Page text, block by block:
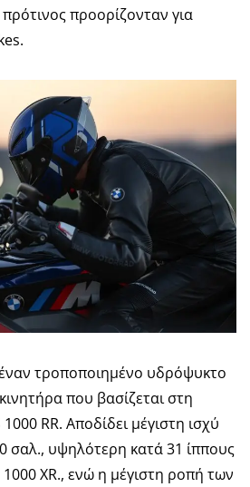
προορίζονταν για
έναν τροποποιημένο υδρόψυκτο
που βασίζεται στη
RR. Αποδίδει μέγιστη ισχύ
σαλ., υψηλότερη κατά 31 ίππους
XR., ενώ η μέγιστη ροπή των